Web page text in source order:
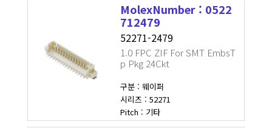
MolexNumber : 0522
712479
52271-2479
1.0 FPC ZIF For SMT EmbsT
p Pkg 24Ckt
구분 : 웨이퍼
시리즈 : 52271
Pitch : 기타